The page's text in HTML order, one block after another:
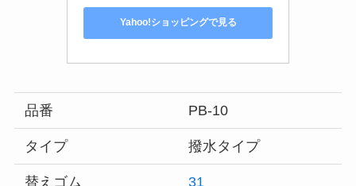
Yahoo!ショッピングで見る
品番 PB-10
タイプ 撥水タイプ
替えゴム 31